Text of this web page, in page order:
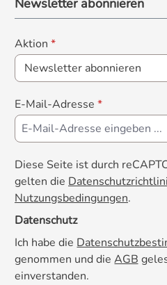
Unverträglichkeiten
multifaktorielle,
sehen. Derartige
stets von einem Tierarzt
Newsletter abonnieren
Aktion *
E-Mail-Adresse *
Diese Seite ist durch
gelten die
Nutzungsbedingungen.
Datenschutz
Ich habe die
genommen und die AGB
einverstanden.